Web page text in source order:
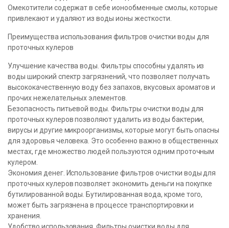
Омекотители содержат в себе ионообменные смолы, которые
привлекают и удаляют из воды ионы жесткости.
Преимущества использования фильтров очистки воды для
проточных кулеров
Улучшение качества воды. Фильтры способны удалять из
воды широкий спектр загрязнений, что позволяет получать
высококачественную воду без запахов, вкусовых ароматов и
прочих нежелательных элементов.
Безопасность питьевой воды. Фильтры очистки воды для
проточных кулеров позволяют удалить из воды бактерии,
вирусы и другие микроорганизмы, которые могут быть опасны
для здоровья человека. Это особенно важно в общественных
местах, где множество людей пользуются одним проточным
кулером.
Экономия денег. Использование фильтров очистки воды для
проточных кулеров позволяет экономить деньги на покупке
бутилированной воды. Бутилированная вода, кроме того,
может быть загрязнена в процессе транспортировки и
хранения.